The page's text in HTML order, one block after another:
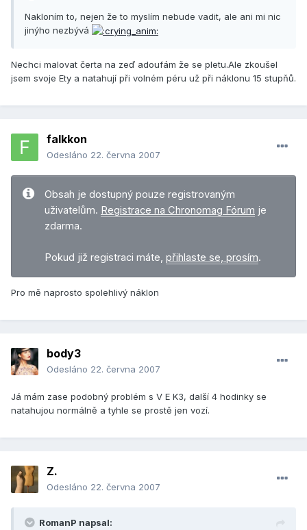
Nakloním to, nejen že to myslím nebude vadit, ale ani mi nic
jinýho nezbývá
Nechci malovat čerta na zeď adoufám že se pletu.Ale zkoušel
jsem svoje Ety a natahují při volném péru už při náklonu 15 stupňů.
falkkon
Odesláno 22. června 2007
Obsah je dostupný pouze registrovaným
uživatelům. Registrace na Chronomag Fórum je
zdarma.
Pokud již registraci máte, přihlaste se, prosím.
Pro mě naprosto spolehlivý náklon
body3
Odesláno 22. června 2007
Já mám zase podobný problém s V E K3, další 4 hodinky se
natahujou normálně a tyhle se prostě jen vozí.
Z.
Odesláno 22. června 2007
RomanP napsal: